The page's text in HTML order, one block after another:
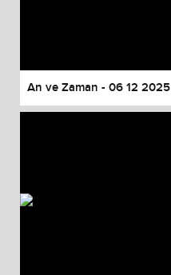
An ve Zaman - 06 12 2025